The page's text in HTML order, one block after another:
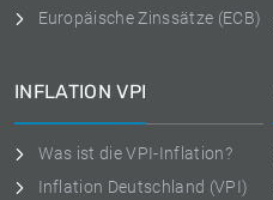
Europäische Zinssätze (ECB)
INFLATION VPI
Was ist die VPI-Inflation?
Inflation Deutschland (VPI)